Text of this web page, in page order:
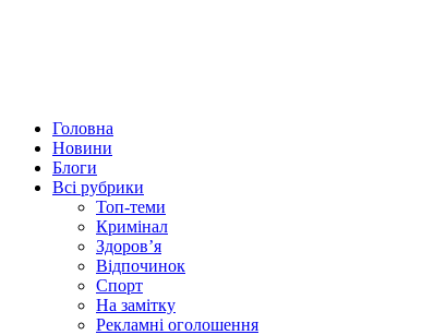
Головна
Новини
Блоги
Всі рубрики
Топ-теми
Кримінал
Здоров’я
Відпочинок
Спорт
На замітку
Рекламні оголошення